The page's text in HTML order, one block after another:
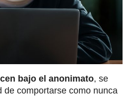
bajo el anonimato, se
de comportarse como nunca